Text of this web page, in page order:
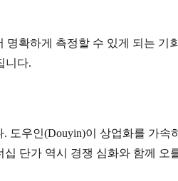
확하게 측정할 수 있게 되는 기
니다.
우인(Douyin)이 상업화를 가속
십 단가 역시 경쟁 심화와 함께 오